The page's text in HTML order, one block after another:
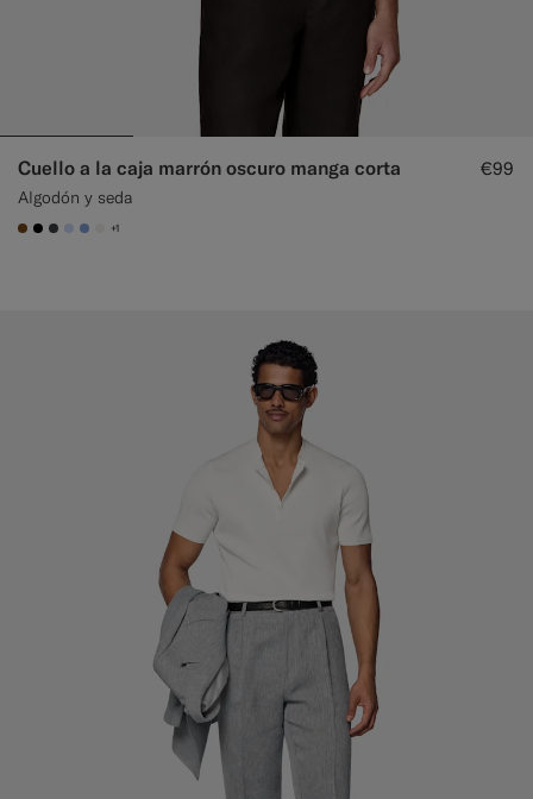
Cuello a la caja marrón oscuro manga corta
Algodón y seda
€99
#76471B
#000000
#3d4043
#CCDCF9
#82A1DC
#F1EFE8
+1